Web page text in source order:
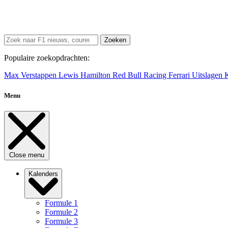
Zoeken
Populaire zoekopdrachten:
Max Verstappen Lewis Hamilton Red Bull Racing Ferrari Uitslagen
Menu
Close menu
Kalenders
Formule 1
Formule 2
Formule 3